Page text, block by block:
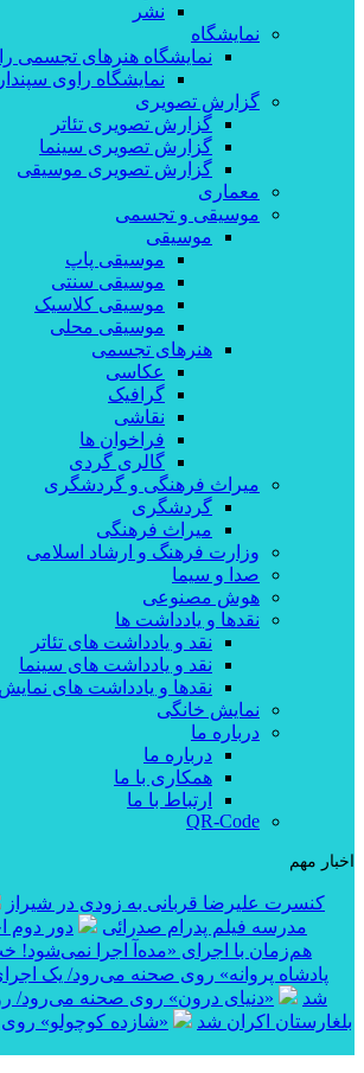
نشر
نمایشگاه
نمایشگاه هنرهای تجسمی
نمایشگاه راوی
گزارش تصویری
گزارش تصویری تئاتر
گزارش تصویری سینما
گزارش تصویری موسیقی
معماری
موسیقی و تجسمی
موسیقی
موسیقی پاپ
موسیقی سنتی
موسیقی کلاسیک
موسیقی محلی
هنرهای تجسمی
عکاسی
گرافیک
نقاشی
فراخوان ها
گالری گردی
میراث فرهنگی و گردشگری
گردشگری
میراث فرهنگی
وزارت فرهنگ و ارشاد اسلامی
صدا و سیما
هوش مصنوعی
نقدها و یادداشت ها
نقد و یادداشت های تئاتر
نقد و یادداشت های سینما
نقدها و یادداشت های
نمایش خانگی
درباره ما
درباره ما
همکاری با ما
ارتباط با ما
QR-Code
اخبار مهم
کنسرت علیرضا قربانی به زودی در شیراز
مدرسه فیلم پدرام صدرائی
دور دوم
هم‌زمان با اجرای «مده‌آ اجرا نمی‌شود!
پادشاه پروانه» روی صحنه می‌رود/ یک
شد
«دنیای درون» روی صحنه می‌رود/
کوتاه «خواژن» در جشنواره بین‌المللی RIFE بلغارستان اکران شد
«شازده کوچولو»